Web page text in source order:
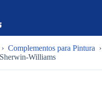
› Complementos para Pintura ›
Williams